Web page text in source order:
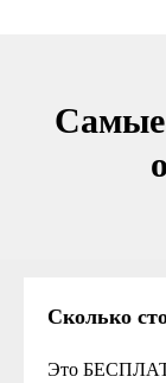
Сколько
Это